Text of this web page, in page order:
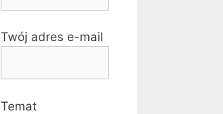
Twój adres e-mail
Temat